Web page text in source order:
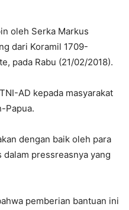
oleh Serka Markus
dari Koramil 1709-
pada Rabu (21/02/2018).
AD kepada masyarakat
Papua.
dengan baik oleh para
dalam pressreasnya yang
pemberian bantuan ini